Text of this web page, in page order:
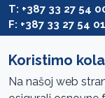
T: +387 33 27 54
F: +387 33 27 54 01
Koristimo
Na našoj web